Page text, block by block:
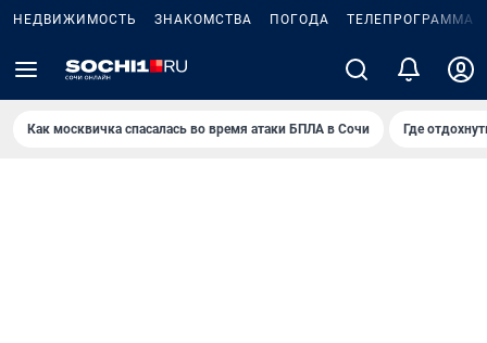
НЕДВИЖИМОСТЬ ЗНАКОМСТВА ПОГОДА ТЕЛЕПРОГРАММА
Как москвичка спасалась во время атаки БПЛА в Сочи Где